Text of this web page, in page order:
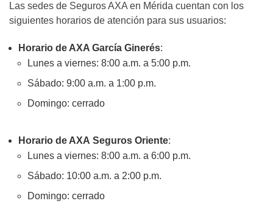
Las sedes de Seguros AXA en Mérida cuentan con los
siguientes horarios de atención para sus usuarios:
Horario de AXA García Ginerés:
Lunes a viernes: 8:00 a.m. a 5:00 p.m.
Sábado: 9:00 a.m. a 1:00 p.m.
Domingo: cerrado
Horario de AXA Seguros Oriente:
Lunes a viernes: 8:00 a.m. a 6:00 p.m.
Sábado: 10:00 a.m. a 2:00 p.m.
Domingo: cerrado